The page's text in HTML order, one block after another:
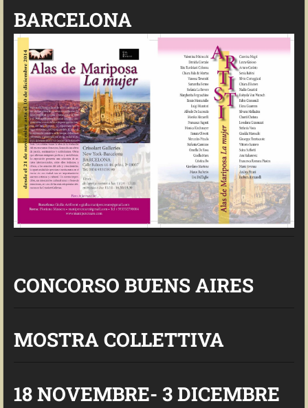
BARCELONA
CONCORSO BUENS AIRES
MOSTRA COLLETTIVA
18 NOVEMBRE- 3 DICEMBRE